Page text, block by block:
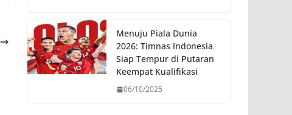
Menuju Piala Dunia
2026: Timnas Indonesia
Siap Tempur di Putaran
Keempat Kualifikasi
06/10/2025